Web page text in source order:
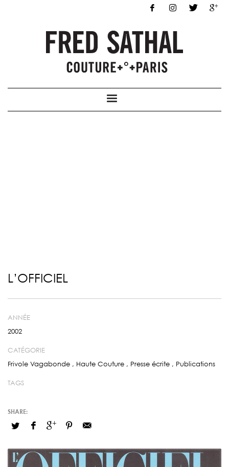
L’OFFICIEL
ANNÉE
2002
CATÉGORIE
Frivole Vagabonde , Haute Couture , Presse écrite , Publications
TAGS